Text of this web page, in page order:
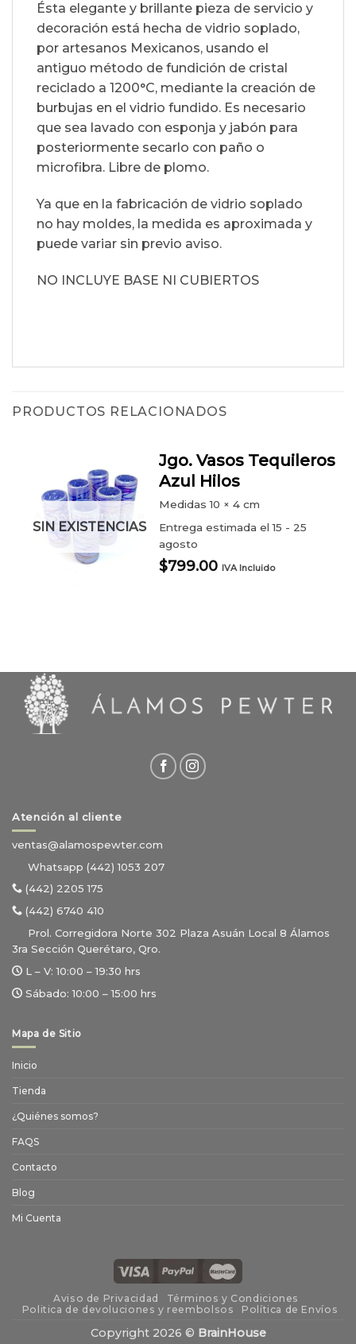
Ésta elegante y brillante pieza de servicio y
decoración está hecha de vidrio soplado,
por artesanos Mexicanos, usando el
antiguo método de fundición de cristal
reciclado a 1200°C, mediante la creación de
burbujas en el vidrio fundido. Es necesario
que sea lavado con esponja y jabón para
posteriormente secarlo con paño o
microfibra. Libre de plomo.
Ya que en la fabricación de vidrio soplado
no hay moldes, la medida es aproximada y
puede variar sin previo aviso.
NO INCLUYE BASE NI CUBIERTOS
PRODUCTOS RELACIONADOS
SIN EXISTENCIAS
Jgo. Vasos Tequileros
Azul Hilos
Medidas10 × 4 cm
Entrega estimada el 15 - 25
agosto
$799.00 IVA Incluido
Atención al cliente
ventas@alamospewter.com
Whatsapp (442) 1053 207
(442) 2205 175
(442) 6740 410
Prol. Corregidora Norte 302 Plaza Asuán Local 8 Álamos
3ra Sección Querétaro, Qro.
L – V: 10:00 – 19:30 hrs
Sábado: 10:00 – 15:00 hrs
Mapa de Sitio
Inicio
Tienda
¿Quiénes somos?
FAQS
Contacto
Blog
Mi Cuenta
Aviso de Privacidad
Términos y Condiciones
Politica de devoluciones y reembolsos
Política de Envíos
Copyright 2026 © BrainHouse